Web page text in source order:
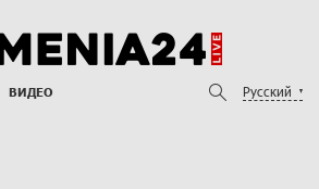
ВИДЕО Русский